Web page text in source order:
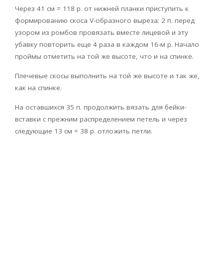
Через 41 см = 118 р. от нижней планки приступить к
формированию скоса V-образного выреза: 2 п. перед
узором из ромбов провязать вместе лицевой и эту
убавку повторить еще 4 раза в каждом 16-м р. Начало
проймы отметить на той же высоте, что и на спинке.
Плечевые скосы выполнить на той же высоте и так же,
как на спинке.
На оставшихся 35 п. продолжить вязать для бейки-
вставки с прежним распределением петель и через
следующие 13 см = 38 р. отложить петли.